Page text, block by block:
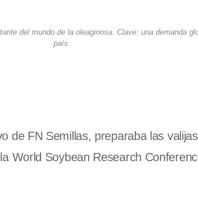
del mundo de la oleaginosa. Clave: una demanda
país.
de FN Semillas, preparaba las
la World Soybean Research